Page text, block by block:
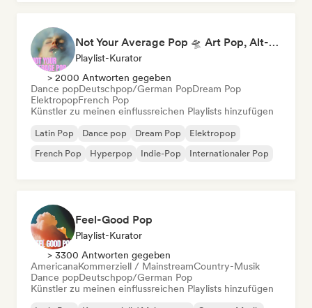
Not Your Average Pop 🛸 Art Pop, Alt-Pop & Indie Pop
Playlist-Kurator
> 2000 Antworten gegeben
Dance popDeutschpop/German PopDream Pop
ElektropopFrench Pop
Künstler zu meinen einflussreichen Playlists hinzufügen
Latin Pop Dance pop Dream Pop
Elektropop
French Pop
Hyperpop Indie-Pop Internationaler Pop
Feel-Good Pop
Playlist-Kurator
> 3300 Antworten gegeben
AmericanaKommerziell / MainstreamCountry-Musik
Dance popDeutschpop/German Pop
Künstler zu meinen einflussreichen Playlists hinzufügen